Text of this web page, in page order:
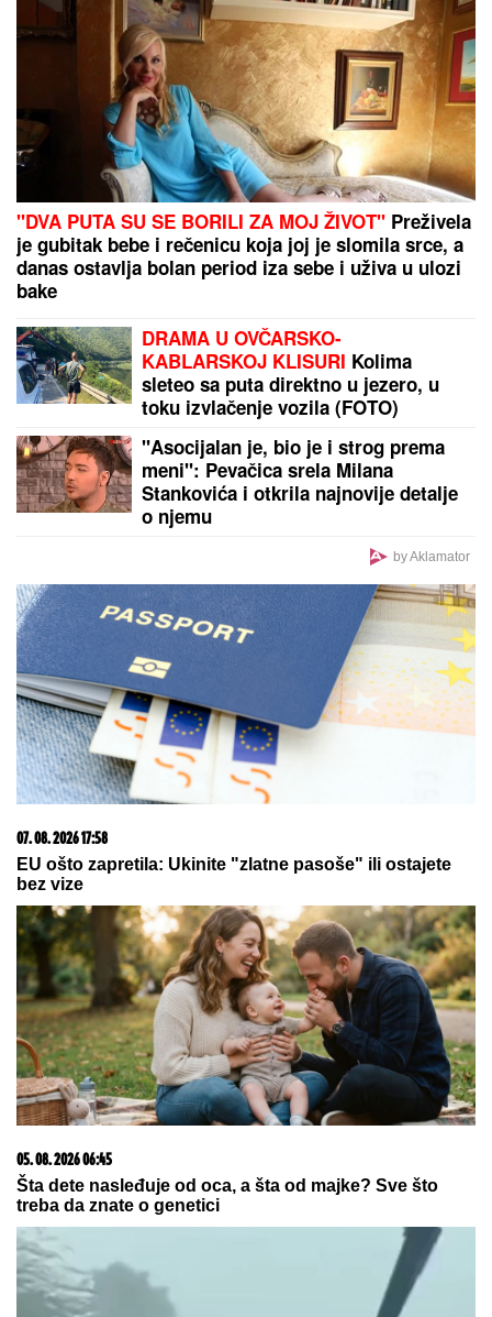
"DVA PUTA SU SE BORILI ZA MOJ ŽIVOT" Preživela
je gubitak bebe i rečenicu koja joj je slomila srce, a
danas ostavlja bolan period iza sebe i uživa u ulozi
bake
DRAMA U OVČARSKO-
KABLARSKOJ KLISURI Kolima
sleteo sa puta direktno u jezero, u
toku izvlačenje vozila (FOTO)
"Asocijalan je, bio je i strog prema
meni": Pevačica srela Milana
Stankovića i otkrila najnovije detalje
o njemu
by Aklamator
07. 08. 2026 17:58
EU ošto zapretila: Ukinite "zlatne pasoše" ili ostajete
bez vize
05. 08. 2026 06:45
Šta dete nasleđuje od oca, a šta od majke? Sve što
treba da znate o genetici